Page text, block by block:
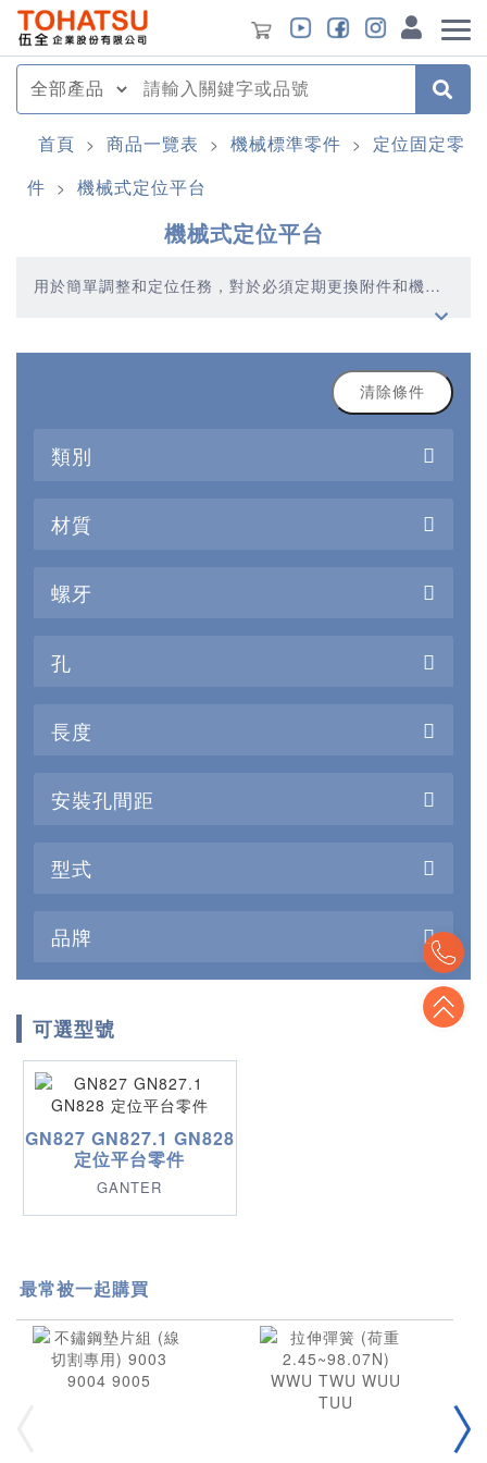
首頁 > 商品一覽表 > 機械標準零件 >
定位固定零
件 > 機械式定位平台
機械式定位平台
用於簡單調整和定位任務，對於必須定期更換附件和機構
的加工和裝配設備，尤其可以通過將調節螺栓和滾花螺母
仍能保留設置。
清除條件
類別
材質
螺牙
孔
長度
安裝孔間距
型式
品牌
可選型號
GN827 GN827.1 GN828
定位平台零件
GANTER
最常被一起購買